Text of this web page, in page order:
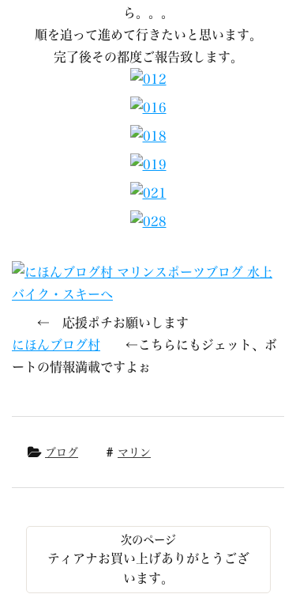
ら。。。
順を追って進めて行きたいと思います。
完了後その都度ご報告致します。
← 応援ポチお願いします
にほんブログ村 ←こちらにもジェット、ボ
ートの情報満載ですよぉ
ブログ マリン
ティアナお買い上げありがとうござ
います。